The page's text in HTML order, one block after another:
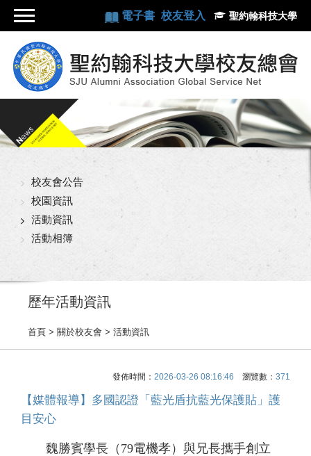
電子書 校友登入 聖約翰科技大學
校友會公告
校園資訊
活動資訊
活動相簿
歷年活動資訊
首頁 > 關於校友會 > 活動資訊
發佈時間： 2026-03-26 08:16:46 瀏覽數： 371
【媒體報導】多國認證「藍光盾抗藍光保護貼」護
目安心
魏勝賓學長（79電機孝）與兄長攜手創立